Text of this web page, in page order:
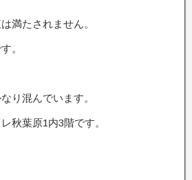
満たされません。
。
り混んでいます。
秋葉原1内3階です。